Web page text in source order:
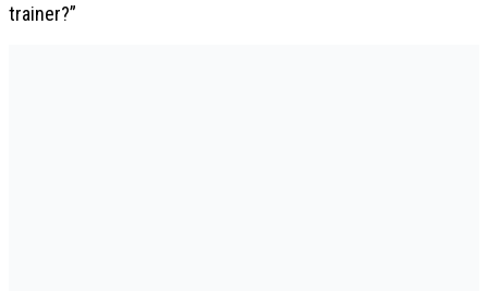
trainer?”